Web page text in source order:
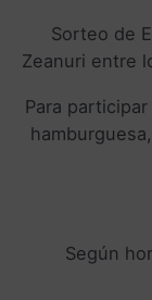
Sorteo de
Zeanuri entre
Para
Según